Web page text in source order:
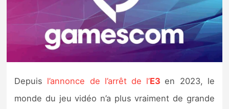
Nintendo Direct
Tests et previews
Tests de jeux
Tests d’accessoires
Depuis l’annonce de l’arrêt de l’E3en 2023, le
monde du jeu vidéo n’a plus vraiment de grande